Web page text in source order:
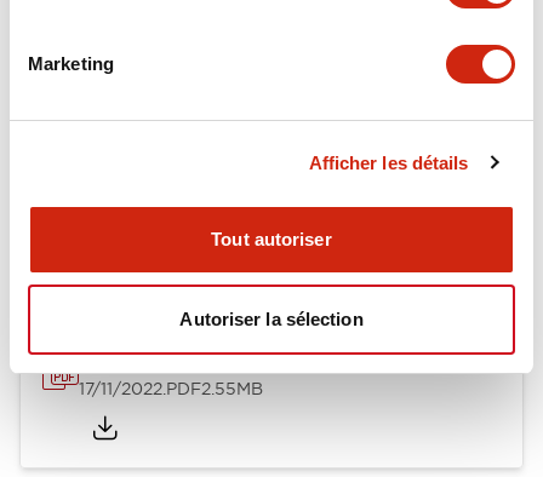
Marketing
Afficher les détails
Tout autoriser
Autoriser la sélection
17/11/2022.PDF2.55MB